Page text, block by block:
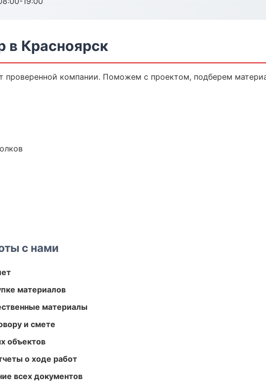
в Красноярск
проверенной компании. Поможем с проектом, подберем
с нами
материалов
материалы
и смете
объектов
о ходе работ
всех документов